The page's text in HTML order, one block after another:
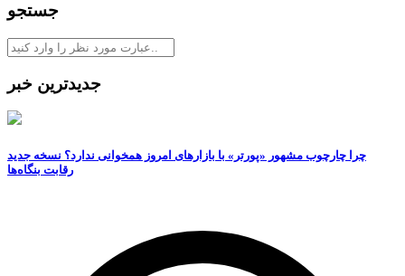
جستجو
جدیدترین خبر
چرا چارچوب مشهور «پورتر» با بازارهای امروز همخوانی ندارد؟ نسخه جدید
رقابت‌ بنگاه‌ها